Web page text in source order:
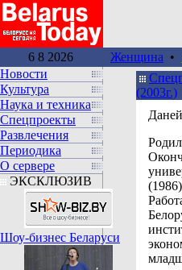
6 8 2026 Женщина •
Новости
Культура
Наука и техника
Спецпроекты
Развлечения
Периодика
О сервере
ЭКСКЛЮЗИВ
Шоу-бизнес Беларуси
(2003г.)